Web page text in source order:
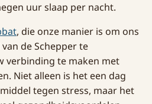
uur slaap per nacht.
, die onze manier is om ons
de Schepper te
verbinding te maken met
Niet alleen is het een dag
tegen stress, maar het